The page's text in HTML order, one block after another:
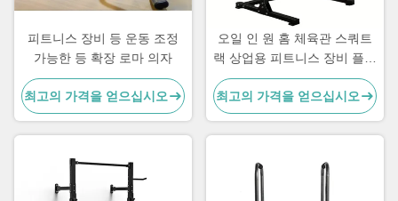
피트니스 장비 등 운동 조정
가능한 등 확장 로마 의자
최고의 가격을 얻으십시오
오일 인 원 홈 체육관 스쿼트
랙 상업용 피트니스 장비 플릿
로딩 기계
최고의 가격을 얻으십시오